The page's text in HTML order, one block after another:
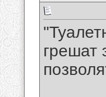
грешат